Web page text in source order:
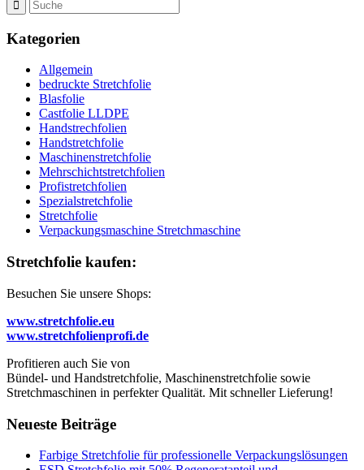
Kategorien
Allgemein
bedruckte Stretchfolie
Blasfolie
Castfolie LLDPE
Handstrechfolien
Handstretchfolie
Maschinenstretchfolie
Mehrschichtstretchfolien
Profistretchfolien
Spezialstretchfolie
Stretchfolie
Verpackungsmaschine Stretchmaschine
Stretchfolie kaufen:
Besuchen Sie unsere Shops:
www.stretchfolie.eu
www.stretchfolienprofi.de
Profitieren auch Sie von
Bündel- und Handstretchfolie, Maschinenstretchfolie sowie
Stretchmaschinen in perfekter Qualität. Mit schneller Lieferung!
Neueste Beiträge
Farbige Stretchfolie für professionelle Verpackungslösungen